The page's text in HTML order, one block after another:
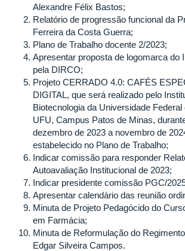
Alexandre Félix Bastos;
Relatório de progressão funcional da
Ferreira da Costa Guerra;
Plano de Trabalho docente 2/2023;
Apresentar proposta de logomarca do
pela DIRCO;
Projeto CERRADO 4.0: CAFÉS
DIGITAL, que será realizado pelo
Biotecnologia da Universidade Federal
UFU, Campus Patos de Minas,
dezembro de 2023 a novembro de
estabelecido no Plano de Trabalho;
Indicar comissão para responder
Autoavaliação Institucional de 2023;
Indicar presidente comissão PGC/
Apresentar calendário das reunião
Minuta de Projeto Pedagócido do
em Farmácia;
Minuta de Reformulação do
Edgar Silveira Campos.